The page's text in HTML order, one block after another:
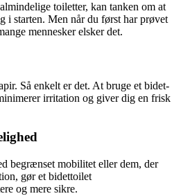
toiletter, kan tanken om at
i starten. Men når du først har prøvet
mennesker elsker det.
Så enkelt er det. At bruge et bidet-
irritation og giver dig en frisk
begrænset mobilitet eller dem, der
gør et bidettoilet
og mere sikre.